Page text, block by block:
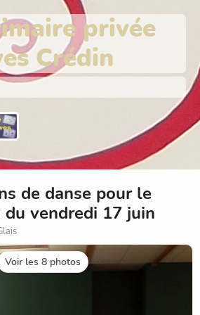
privée
Crédin
de danse pour le
du vendredi 17 juin
Voir les 8 photos